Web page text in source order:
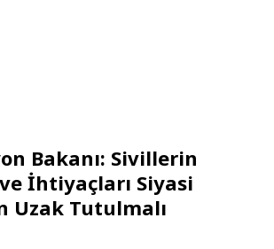
Bakanı: Sivillerin
İhtiyaçları Siyasi
Uzak Tutulmalı